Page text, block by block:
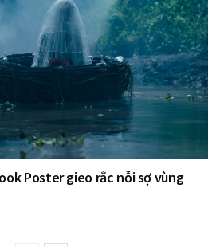
Poster gieo rắc nỗi sợ vùng